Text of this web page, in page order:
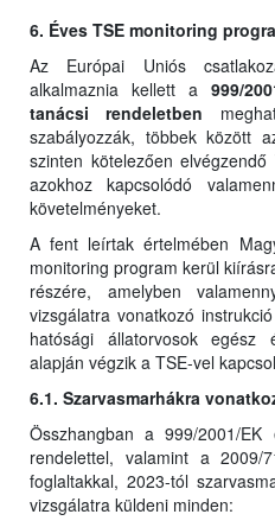
6. Éves TSE monitoring
Az Európai Uniós
alkalmaznia kellett a 999/
tanácsi rendeletben
szabályozzák, többek között
szinten kötelezően
azokhoz kapcsolódó
követelményeket.
A fent leírtak értelmében
monitoring program kerül
részére, amelyben
vizsgálatra vonatkozó
hatósági állatorvosok
alapján végzik a TSE-vel
6.1. Szarvasmarhákra
Összhangban a 999/2001/
rendelettel, valamint a 2009/
foglaltakkal, 2023-tól
vizsgálatra küldeni minden: